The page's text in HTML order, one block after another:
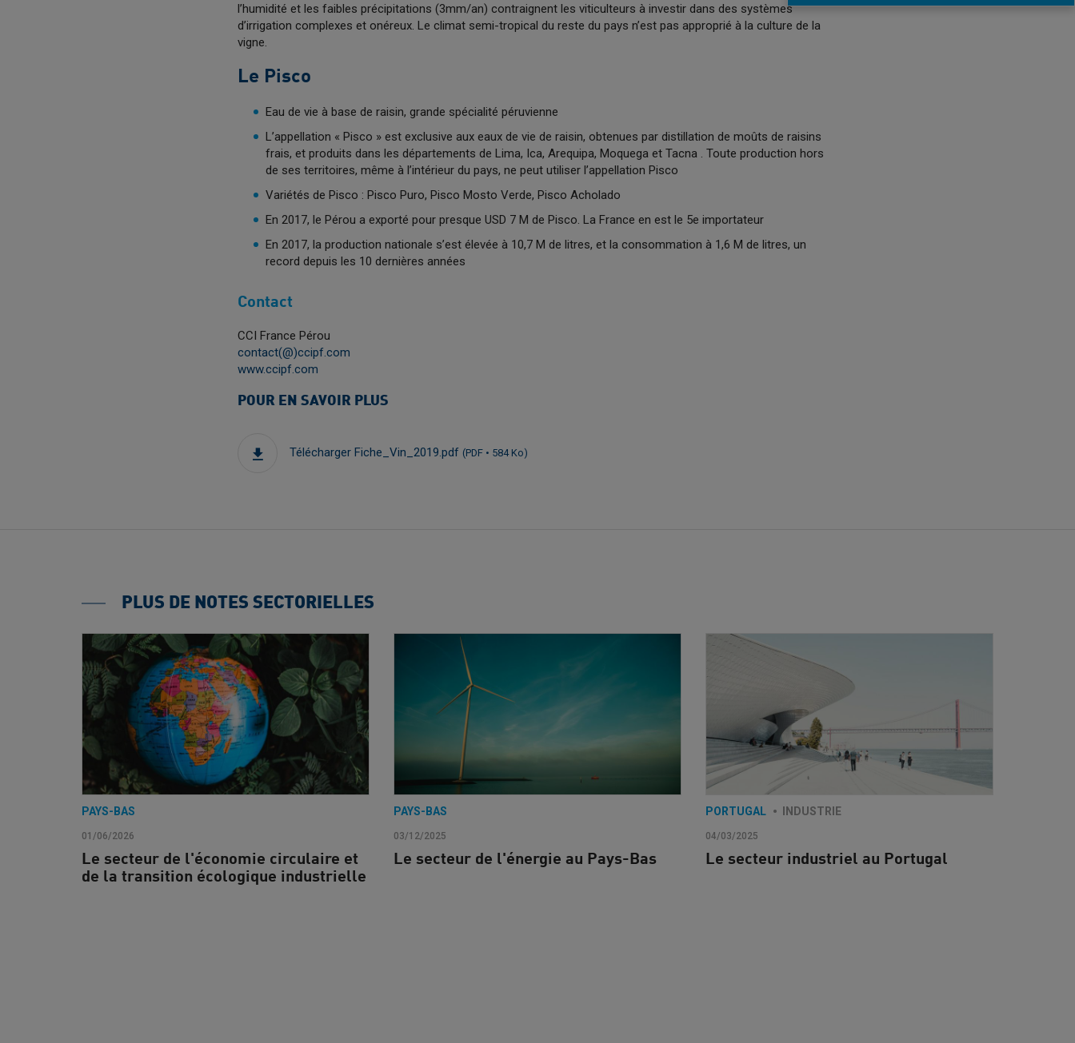
l’humidité et les faibles précipitations (3mm/an) contraignent les viticulteurs à investir dans des systèmes
d’irrigation complexes et onéreux. Le climat semi-tropical du reste du pays n’est pas approprié à la culture de la
vigne.
Le Pisco
Eau de vie à base de raisin, grande spécialité péruvienne
L’appellation « Pisco » est exclusive aux eaux de vie de raisin, obtenues par distillation de moûts de raisins
frais, et produits dans les départements de Lima, Ica, Arequipa, Moquega et Tacna . Toute production hors
de ses territoires, même à l’intérieur du pays, ne peut utiliser l’appellation Pisco
Variétés de Pisco : Pisco Puro, Pisco Mosto Verde, Pisco Acholado
En 2017, le Pérou a exporté pour presque USD 7 M de Pisco. La France en est le 5e importateur
En 2017, la production nationale s’est élevée à 10,7 M de litres, et la consommation à 1,6 M de litres, un
record depuis les 10 dernières années
Contact
CCI France Pérou
contact(@)ccipf.com
www.ccipf.com
POUR EN SAVOIR PLUS
Télécharger Fiche_Vin_2019.pdf (PDF • 584 Ko)
PLUS DE NOTES SECTORIELLES
PAYS-BAS
01/06/2026
Le secteur de l'économie circulaire et
de la transition écologique industrielle
PAYS-BAS
03/12/2025
Le secteur de l'énergie au Pays-Bas
PORTUGAL INDUSTRIE
04/03/2025
Le secteur industriel au Portugal